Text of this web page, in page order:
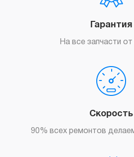
Гарантия
На все запчасти
Скорость
90% всех ремонтов